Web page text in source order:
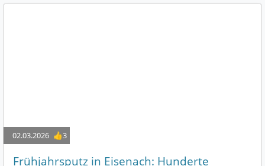
02.03.2026 👍3
Frühjahrsputz in Eisenach: Hunderte